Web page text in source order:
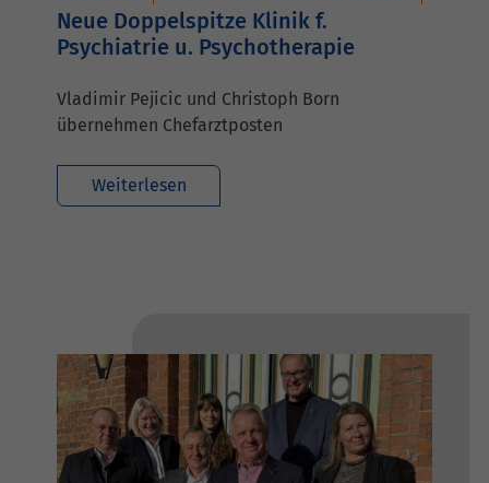
Neue Doppelspitze Klinik f.
Psychiatrie u. Psychotherapie
Vladimir Pejicic und Christoph Born
übernehmen Chefarztposten
Weiterlesen